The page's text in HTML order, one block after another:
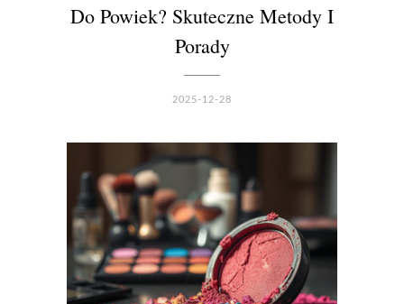
Do Powiek? Skuteczne Metody I
Porady
2025-12-28